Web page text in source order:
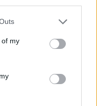
of my
economica.
a stretto
priorità,
contro
volta del